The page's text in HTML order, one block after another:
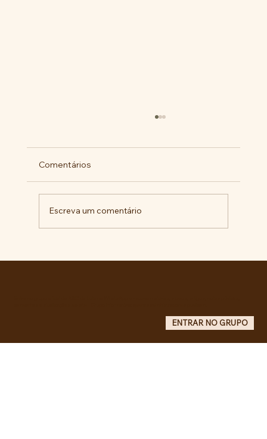
Comentários
Escreva um comentário
ENTRAR NO GRUPO